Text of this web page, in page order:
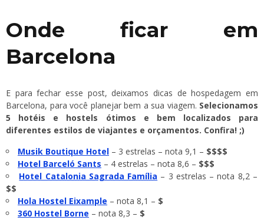
Onde ficar em
Barcelona
E para fechar esse post, deixamos dicas de hospedagem em
Barcelona, para você planejar bem a sua viagem. Selecionamos
5 hotéis e hostels ótimos e bem localizados para
diferentes estilos de viajantes e orçamentos. Confira! ;)
Musik Boutique Hotel – 3 estrelas – nota 9,1 – $$$$
Hotel Barceló Sants – 4 estrelas – nota 8,6 – $$$
Hotel Catalonia Sagrada Família – 3 estrelas – nota 8,2 –
$$
Hola Hostel Eixample – nota 8,1 – $
360 Hostel Borne – nota 8,3 – $